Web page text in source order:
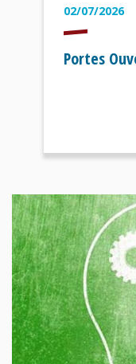
02/07/2026
Portes